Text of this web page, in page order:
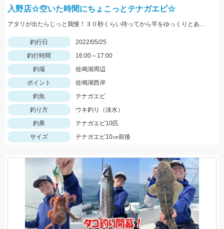
入野店☆空いた時間にちょこっとテナガエビ☆
アタリが出たらじっと我慢！３０秒くらい待ってから竿をゆっくりとあげましょう。
釣行日
2022/05/25
釣行時間
16:00～17:00
釣場
佐鳴湖周辺
ポイント
佐鳴湖西岸
釣魚
テナガエビ
釣り方
ウキ釣り（淡水）
釣果
テナガエビ10匹
サイズ
テナガエビ10㎝前後